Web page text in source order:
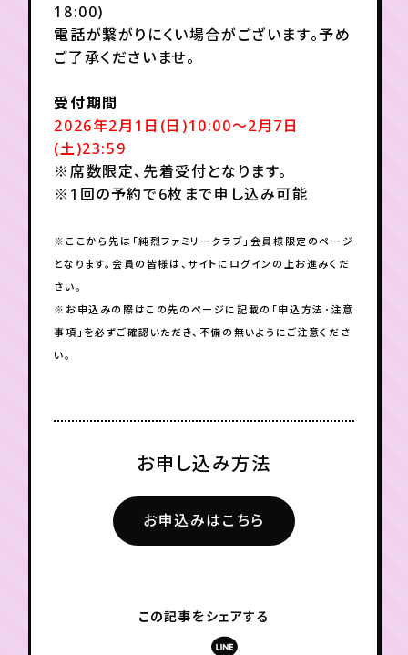
18:00)
電話が繋がりにくい場合がございます。予め
ご了承くださいませ。
受付期間
2026年2月1日(日)10:00～2月7日
(土)23:59
※席数限定、先着受付となります。
※1回の予約で6枚まで申し込み可能
※ここから先は「純烈ファミリークラブ」会員様限定のページ
となります。会員の皆様は、サイトにログインの上お進みくだ
さい。
※お申込みの際はこの先のページに記載の「申込方法･注意
事項」を必ずご確認いただき、不備の無いようにご注意くださ
い。
お申し込み方法
お申込みはこちら
この記事をシェアする